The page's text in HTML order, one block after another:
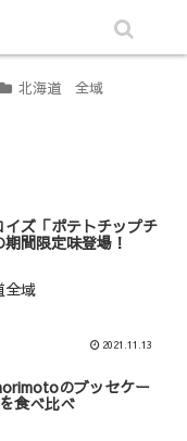
北海道 全域
イズ「ポテトチップチ
間限定味登場！
全域
2021.11.13
のブッセケー
食べ比べ